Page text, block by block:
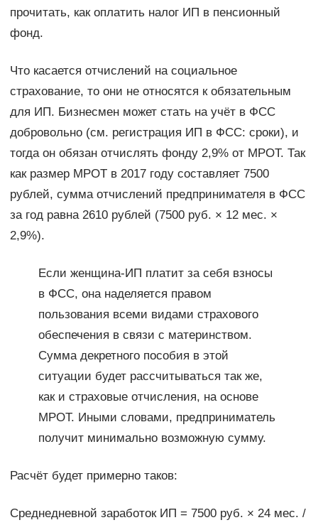
прочитать, как оплатить налог ИП в пенсионный
фонд.
Что касается отчислений на социальное
страхование, то они не относятся к обязательным
для ИП. Бизнесмен может стать на учёт в ФСС
добровольно (см. регистрация ИП в ФСС: сроки), и
тогда он обязан отчислять фонду 2,9% от МРОТ. Так
как размер МРОТ в 2017 году составляет 7500
рублей, сумма отчислений предпринимателя в ФСС
за год равна 2610 рублей (7500 руб. × 12 мес. ×
2,9%).
Если женщина-ИП платит за себя взносы
в ФСС, она наделяется правом
пользования всеми видами страхового
обеспечения в связи с материнством.
Сумма декретного пособия в этой
ситуации будет рассчитываться так же,
как и страховые отчисления, на основе
МРОТ. Иными словами, предприниматель
получит минимально возможную сумму.
Расчёт будет примерно таков:
Среднедневной заработок ИП = 7500 руб. × 24 мес. /